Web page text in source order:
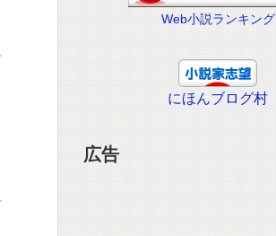
Web小説ランキング
にほんブログ村
広告